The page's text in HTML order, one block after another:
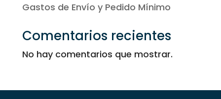
Gastos de Envío y Pedido Mínimo
Comentarios recientes
No hay comentarios que mostrar.